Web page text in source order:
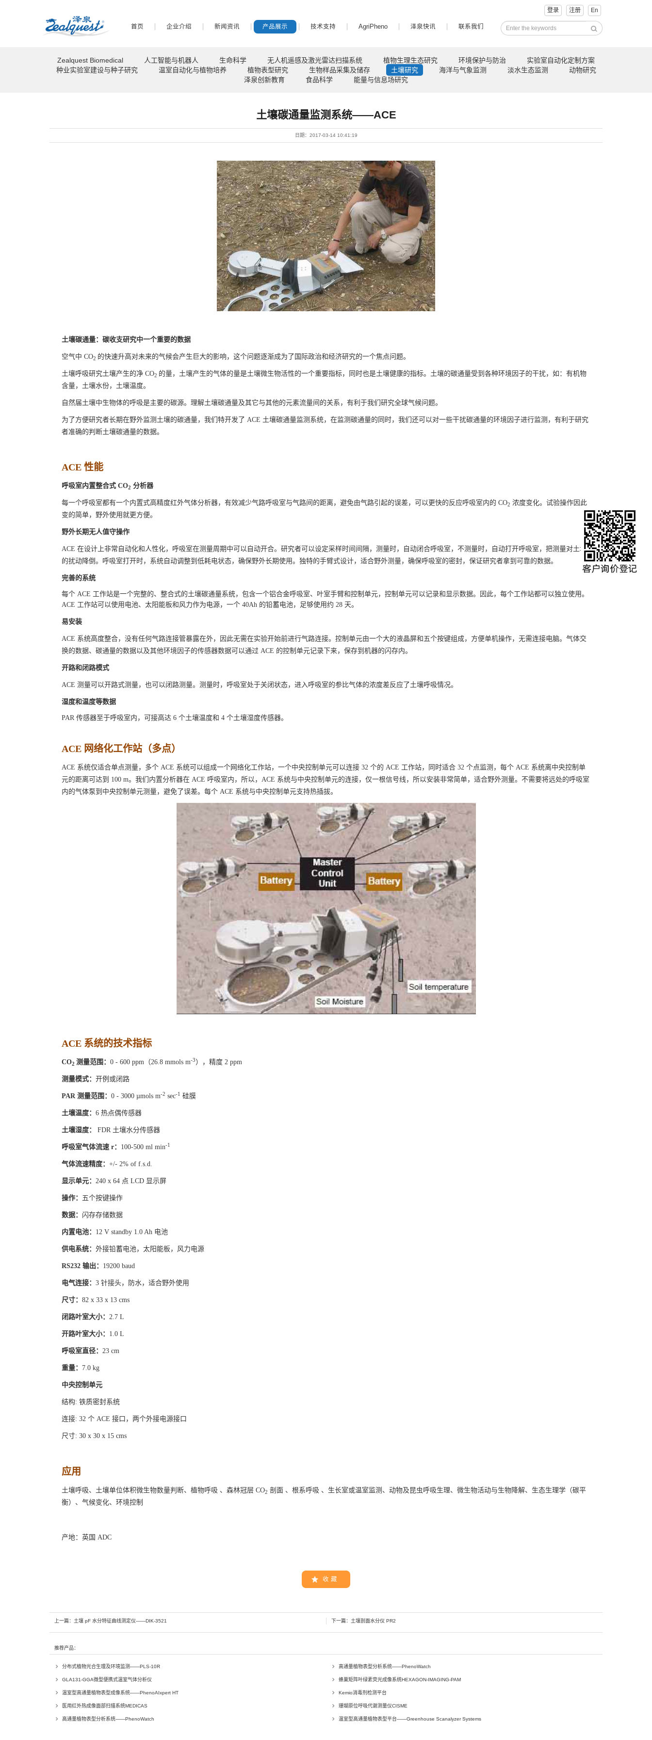
登录 注册 En
首页 企业介绍 新闻资讯 产品展示 技术支持 AgriPheno 泽泉快讯 联系我们
Zealquest Biomedical 人工智能与机器人 生命科学 无人机遥感及激光雷达扫描系统 植物生理生态研究 环境保护与防治
实验室自动化定制方案
种业实验室建设与种子研究
温室自动化与植物培养 植物表型研究 生物样品采集及储存 土壤研究 海洋与气象监测 淡水生态监测
动物研究
泽泉创新教育
食品科学 能量与信息场研究
土壤碳通量监测系统——ACE
日期：2017-03-14 10:41:19
土壤碳通量：碳收支研究中一个重要的数据
空气中 CO2 的快速升高对未来的气候会产生巨大的影响，这个问题逐渐成为了国际政治和经济研究的一个焦点问题。
土壤呼吸研究土壤产生的净 CO2 的量，土壤产生的气体的量是土壤微生物活性的一个重要指标，同时也是土壤健康的指标。土壤的碳通量受到各种环境因子的干扰，如：有机物
含量，土壤水份，土壤温度。
自然届土壤中生物体的呼吸是主要的碳源。理解土壤碳通量及其它与其他的元素流量间的关系，有利于我们研究全球气候问题。
为了方便研究者长期在野外监测土壤的碳通量，我们特开发了 ACE 土壤碳通量监测系统，在监测碳通量的同时，我们还可以对一些干扰碳通量的环境因子进行监测，有利于研究
者准确的判断土壤碳通量的数据。
ACE 性能
呼吸室内置整合式 CO2 分析器
每一个呼吸室都有一个内置式高精度红外气体分析器，有效减少气路呼吸室与气路间的距离，避免由气路引起的误差，可以更快的反应呼吸室内的 CO2 浓度变化。试验操作因此
变的简单，野外使用就更方便。
野外长期无人值守操作
ACE 在设计上非常自动化和人性化，呼吸室在测量周期中可以自动开合。研究者可以设定采样时间间隔，测量时，自动闭合呼吸室，不测量时，自动打开呼吸室，把测量对土壤
的扰动降倒。呼吸室打开时，系统自动调整到低耗电状态，确保野外长期使用。独特的手臂式设计，适合野外测量，确保呼吸室的密封，保证研究者拿到可靠的数据。
完善的系统
每个 ACE 工作站是一个完整的、整合式的土壤碳通量系统，包含一个铝合金呼吸室、叶室手臂和控制单元，控制单元可以记录和显示数据。因此，每个工作站都可以独立使用。
ACE 工作站可以使用电池、太阳能板和风力作为电源，一个 40Ah 的铅蓄电池，足够使用约 28 天。
易安装
ACE 系统高度整合，没有任何气路连接管暴露在外，因此无需在实验开始前进行气路连接。控制单元由一个大的液晶屏和五个按键组成，方便单机操作，无需连接电脑。气体交
换的数据、碳通量的数据以及其他环境因子的传感器数据可以通过 ACE 的控制单元记录下来，保存到机器的闪存内。
开路和闭路模式
ACE 测量可以开路式测量，也可以闭路测量。测量时，呼吸室处于关闭状态，进入呼吸室的参比气体的浓度差反应了土壤呼吸情况。
湿度和温度等数据
PAR 传感器至于呼吸室内， 可接高达 6 个土壤温度和 4 个土壤湿度传感器。
ACE 网络化工作站（多点）
ACE 系统仅适合单点测量，多个 ACE 系统可以组成一个网络化工作站，一个中央控制单元可以连接 32 个的 ACE 工作站，同时适合 32 个点监测，每个 ACE 系统离中央控制单
元的距离可达到 100 m。我们内置分析器在 ACE 呼吸室内，所以，ACE 系统与中央控制单元的连接，仅一根信号线，所以安装非常简单，适合野外测量。不需要将远处的呼吸室
内的气体泵到中央控制单元测量，避免了误差。每个 ACE 系统与中央控制单元支持热插拔。
ACE 系统的技术指标
CO2 测量范围： 0 - 600 ppm（26.8 mmols m-3），精度 2 ppm
测量模式： 开例或闭路
PAR 测量范围： 0 - 3000 µmols m-2 sec-1 硅膜
土壤温度： 6 热点偶传感器
土壤湿度： FDR 土壤水分传感器
呼吸室气体流速 r： 100-500 ml min-1
气体流速精度： +/- 2% of f.s.d.
显示单元： 240 x 64 点 LCD 显示屏
操作： 五个按键操作
数据： 闪存存储数据
内置电池： 12 V standby 1.0 Ah 电池
供电系统： 外接铅蓄电池，太阳能板，风力电源
RS232 输出： 19200 baud
电气连接： 3 针接头，防水，适合野外使用
尺寸： 82 x 33 x 13 cms
闭路叶室大小： 2.7 L
开路叶室大小： 1.0 L
呼吸室直径： 23 cm
重量： 7.0 kg
中央控制单元
结构: 铁质密封系统
连接: 32 个 ACE 接口，两个外接电源接口
尺寸: 30 x 30 x 15 cms
应用
土壤呼吸、土壤单位体积微生物数量判断、植物呼吸 、森林冠层 CO2 剖面 、根系呼吸 、生长室或温室监测、动物及昆虫呼吸生理、微生物活动与生物降解、生态生理学（碳平
衡）、气候变化、环境控制
产地：英国 ADC
收 藏
上一篇： 土壤 pF 水分特征曲线测定仪——DIK-3521 下一篇： 土壤剖面水分仪 PR2
推荐产品：
分布式植物光合生理及环境监测——PLS-10R 高通量植物表型分析系统——PhenoWatch
GLA131-GGA微型便携式温室气体分析仪 蜂巢矩阵叶绿素荧光成像系统HEXAGON-IMAGING-PAM
温室型高通量植物表型成像系统——PhenoAIxpert HT Kemio消毒剂检测平台
医用红外热成像面部扫描系统MEDICAS 珊瑚原位呼吸代谢测量仪CISME
高通量植物表型分析系统——PhenoWatch 温室型高通量植物表型平台——Greenhouse Scanalyzer Systems